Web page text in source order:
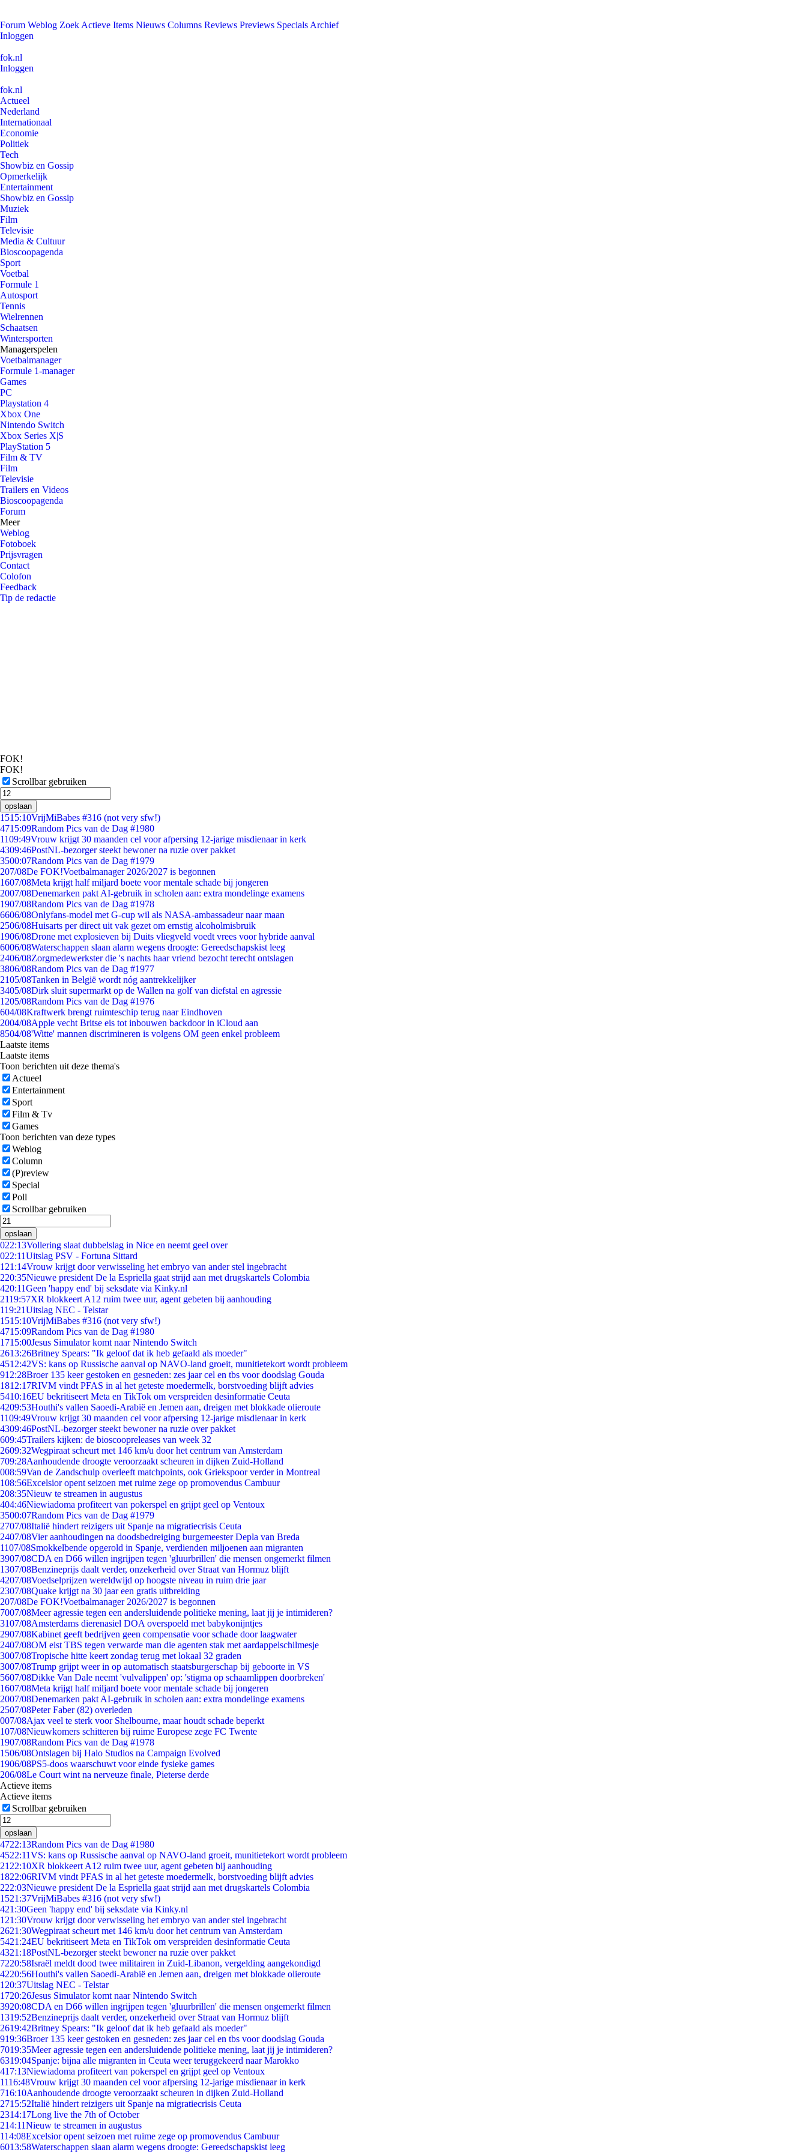
Forum Weblog Zoek Actieve Items Nieuws Columns Reviews Previews Specials Archief
Inloggen
fok.nl
Inloggen
fok.nl
Actueel
Nederland
Internationaal
Economie
Politiek
Tech
Showbiz en Gossip
Opmerkelijk
Entertainment
Showbiz en Gossip
Muziek
Film
Televisie
Media & Cultuur
Bioscoopagenda
Sport
Voetbal
Formule 1
Autosport
Tennis
Wielrennen
Schaatsen
Wintersporten
Managerspelen
Voetbalmanager
Formule 1-manager
Games
PC
Playstation 4
Xbox One
Nintendo Switch
Xbox Series X|S
PlayStation 5
Film & TV
Film
Televisie
Trailers en Videos
Bioscoopagenda
Forum
Meer
Weblog
Fotoboek
Prijsvragen
Contact
Colofon
Feedback
Tip de redactie
FOK!
FOK!
Scrollbar gebruiken
opslaan
1515:10VrijMiBabes #316 (not very sfw!)
4715:09Random Pics van de Dag #1980
1109:49Vrouw krijgt 30 maanden cel voor afpersing 12-jarige misdienaar in kerk
4309:46PostNL-bezorger steekt bewoner na ruzie over pakket
3500:07Random Pics van de Dag #1979
207/08De FOK!Voetbalmanager 2026/2027 is begonnen
1607/08Meta krijgt half miljard boete voor mentale schade bij jongeren
2007/08Denemarken pakt AI-gebruik in scholen aan: extra mondelinge examens
1907/08Random Pics van de Dag #1978
6606/08Onlyfans-model met G-cup wil als NASA-ambassadeur naar maan
2506/08Huisarts per direct uit vak gezet om ernstig alcoholmisbruik
1906/08Drone met explosieven bij Duits vliegveld voedt vrees voor hybride aanval
6006/08Waterschappen slaan alarm wegens droogte: Gereedschapskist leeg
2406/08Zorgmedewerkster die 's nachts haar vriend bezocht terecht ontslagen
3806/08Random Pics van de Dag #1977
2105/08Tanken in België wordt nóg aantrekkelijker
3405/08Dirk sluit supermarkt op de Wallen na golf van diefstal en agressie
1205/08Random Pics van de Dag #1976
604/08Kraftwerk brengt ruimteschip terug naar Eindhoven
2004/08Apple vecht Britse eis tot inbouwen backdoor in iCloud aan
8504/08'Witte' mannen discrimineren is volgens OM geen enkel probleem
Laatste items
Laatste items
Toon berichten uit deze thema's
Actueel
Entertainment
Sport
Film & Tv
Games
Toon berichten van deze types
Weblog
Column
(P)review
Special
Poll
Scrollbar gebruiken
opslaan
022:13Vollering slaat dubbelslag in Nice en neemt geel over
022:11Uitslag PSV - Fortuna Sittard
1 21:14Vrouw krijgt door verwisseling het embryo van ander stel ingebracht
220:35Nieuwe president De la Espriella gaat strijd aan met drugskartels Colombia
420:11Geen 'happy end' bij seksdate via Kinky.nl
2119:57XR blokkeert A12 ruim twee uur, agent gebeten bij aanhouding
119:21Uitslag NEC - Telstar
1515:10VrijMiBabes #316 (not very sfw!)
4715:09Random Pics van de Dag #1980
1715:00Jesus Simulator komt naar Nintendo Switch
2613:26Britney Spears: "Ik geloof dat ik heb gefaald als moeder"
4512:42VS: kans op Russische aanval op NAVO-land groeit, munitietekort wordt probleem
912:28Broer 135 keer gestoken en gesneden: zes jaar cel en tbs voor doodslag Gouda
1812:17RIVM vindt PFAS in al het geteste moedermelk, borstvoeding blijft advies
5410:16EU bekritiseert Meta en TikTok om verspreiden desinformatie Ceuta
4209:53Houthi's vallen Saoedi-Arabië en Jemen aan, dreigen met blokkade olieroute
1109:49Vrouw krijgt 30 maanden cel voor afpersing 12-jarige misdienaar in kerk
4309:46PostNL-bezorger steekt bewoner na ruzie over pakket
609:45Trailers kijken: de bioscoopreleases van week 32
2609:32Wegpiraat scheurt met 146 km/u door het centrum van Amsterdam
709:28Aanhoudende droogte veroorzaakt scheuren in dijken Zuid-Holland
008:59Van de Zandschulp overleeft matchpoints, ook Griekspoor verder in Montreal
108:56Excelsior opent seizoen met ruime zege op promovendus Cambuur
208:35Nieuw te streamen in augustus
404:46Niewiadoma profiteert van pokerspel en grijpt geel op Ventoux
3500:07Random Pics van de Dag #1979
2707/08Italië hindert reizigers uit Spanje na migratiecrisis Ceuta
2407/08Vier aanhoudingen na doodsbedreiging burgemeester Depla van Breda
1107/08Smokkelbende opgerold in Spanje, verdienden miljoenen aan migranten
3907/08CDA en D66 willen ingrijpen tegen 'gluurbrillen' die mensen ongemerkt filmen
1307/08Benzineprijs daalt verder, onzekerheid over Straat van Hormuz blijft
4207/08Voedselprijzen wereldwijd op hoogste niveau in ruim drie jaar
2307/08Quake krijgt na 30 jaar een gratis uitbreiding
207/08De FOK!Voetbalmanager 2026/2027 is begonnen
7007/08Meer agressie tegen een andersluidende politieke mening, laat jij je intimideren?
3107/08Amsterdams dierenasiel DOA overspoeld met babykonijntjes
2907/08Kabinet geeft bedrijven geen compensatie voor schade door laagwater
2407/08OM eist TBS tegen verwarde man die agenten stak met aardappelschilmesje
3007/08Tropische hitte keert zondag terug met lokaal 32 graden
3007/08Trump grijpt weer in op automatisch staatsburgerschap bij geboorte in VS
5607/08Dikke Van Dale neemt 'vulvalippen' op: 'stigma op schaamlippen doorbreken'
1607/08Meta krijgt half miljard boete voor mentale schade bij jongeren
2007/08Denemarken pakt AI-gebruik in scholen aan: extra mondelinge examens
2507/08Peter Faber (82) overleden
007/08Ajax veel te sterk voor Shelbourne, maar houdt schade beperkt
107/08Nieuwkomers schitteren bij ruime Europese zege FC Twente
1907/08Random Pics van de Dag #1978
1506/08Ontslagen bij Halo Studios na Campaign Evolved
1906/08PS5-doos waarschuwt voor einde fysieke games
206/08Le Court wint na nerveuze finale, Pieterse derde
Actieve items
Actieve items
Scrollbar gebruiken
opslaan
4722:13Random Pics van de Dag #1980
4522:11VS: kans op Russische aanval op NAVO-land groeit, munitietekort wordt probleem
21 22:10XR blokkeert A12 ruim twee uur, agent gebeten bij aanhouding
1822:06RIVM vindt PFAS in al het geteste moedermelk, borstvoeding blijft advies
222:03Nieuwe president De la Espriella gaat strijd aan met drugskartels Colombia
1521:37VrijMiBabes #316 (not very sfw!)
421:30Geen 'happy end' bij seksdate via Kinky.nl
1 21:30Vrouw krijgt door verwisseling het embryo van ander stel ingebracht
2621:30Wegpiraat scheurt met 146 km/u door het centrum van Amsterdam
5421:24EU bekritiseert Meta en TikTok om verspreiden desinformatie Ceuta
4321:18PostNL-bezorger steekt bewoner na ruzie over pakket
7220:58Israël meldt dood twee militairen in Zuid-Libanon, vergelding aangekondigd
4220:56Houthi's vallen Saoedi-Arabië en Jemen aan, dreigen met blokkade olieroute
1 20:37Uitslag NEC - Telstar
1720:26Jesus Simulator komt naar Nintendo Switch
3920:08CDA en D66 willen ingrijpen tegen 'gluurbrillen' die mensen ongemerkt filmen
1319:52Benzineprijs daalt verder, onzekerheid over Straat van Hormuz blijft
2619:42Britney Spears: "Ik geloof dat ik heb gefaald als moeder"
919:36Broer 135 keer gestoken en gesneden: zes jaar cel en tbs voor doodslag Gouda
7019:35Meer agressie tegen een andersluidende politieke mening, laat jij je intimideren?
6319:04Spanje: bijna alle migranten in Ceuta weer teruggekeerd naar Marokko
417:13Niewiadoma profiteert van pokerspel en grijpt geel op Ventoux
1116:48Vrouw krijgt 30 maanden cel voor afpersing 12-jarige misdienaar in kerk
716:10Aanhoudende droogte veroorzaakt scheuren in dijken Zuid-Holland
2715:52Italië hindert reizigers uit Spanje na migratiecrisis Ceuta
2314:17Long live the 7th of October
214:11Nieuw te streamen in augustus
114:08Excelsior opent seizoen met ruime zege op promovendus Cambuur
6013:58Waterschappen slaan alarm wegens droogte: Gereedschapskist leeg